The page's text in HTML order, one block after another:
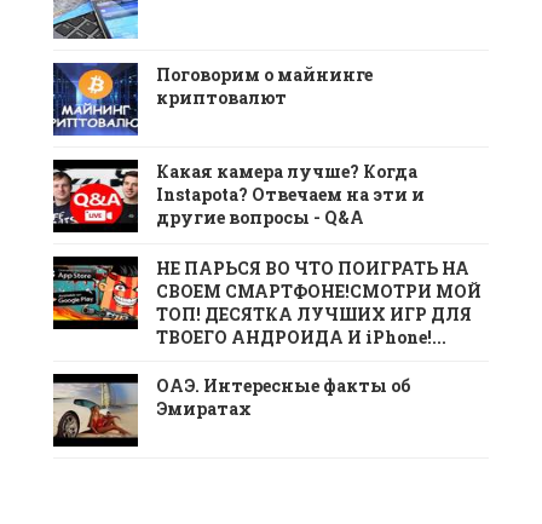
Поговорим о майнинге
криптовалют
Какая камера лучше? Когда
Instapota? Отвечаем на эти и
другие вопросы - Q&A
НЕ ПАРЬСЯ ВО ЧТО ПОИГРАТЬ НА
СВОЕМ СМАРТФОНЕ!СМОТРИ МОЙ
ТОП! ДЕСЯТКА ЛУЧШИХ ИГР ДЛЯ
ТВОЕГО АНДРОИДА И iPhone!...
ОАЭ. Интересные факты об
Эмиратах